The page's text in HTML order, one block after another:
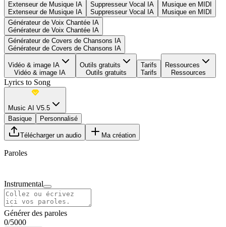
Extenseur de Musique IA
Extenseur de Musique IA
Suppresseur Vocal IA
Suppresseur Vocal IA
Musique en MIDI
Musique en MIDI
Générateur de Voix Chantée IA
Générateur de Voix Chantée IA
Générateur de Covers de Chansons IA
Générateur de Covers de Chansons IA
Vidéo & image IA
Vidéo & image IA
Outils gratuits
Outils gratuits
Tarifs
Tarifs
Ressources
Ressources
Lyrics to Song
Music AI V5.5
Basique
Personnalisé
Télécharger un audio Ma création
Paroles
Instrumental
Générer des paroles
0/5000